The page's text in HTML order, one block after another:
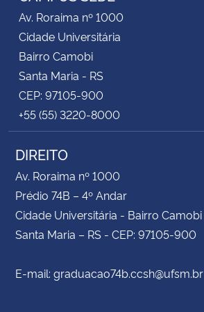
Av. Roraima nº 1000
Cidade Universitária
Bairro Camobi
Santa Maria - RS
CEP: 97105-900
+55 (55) 3220-8000
DIREITO
Av. Roraima nº 1000
Prédio 74B – 4º Andar
Cidade Universitária - Bairro Camobi
Santa Maria – RS - CEP: 97105-900
E-mail: graduacao74b.ccsh@ufsm.br